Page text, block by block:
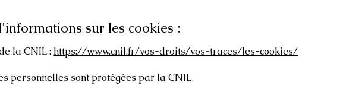
sur les cookies :
la CNIL : https://www.cnil.fr/vos-droits/vos-traces/les-cookies/
personnelles sont protégées par la CNIL.